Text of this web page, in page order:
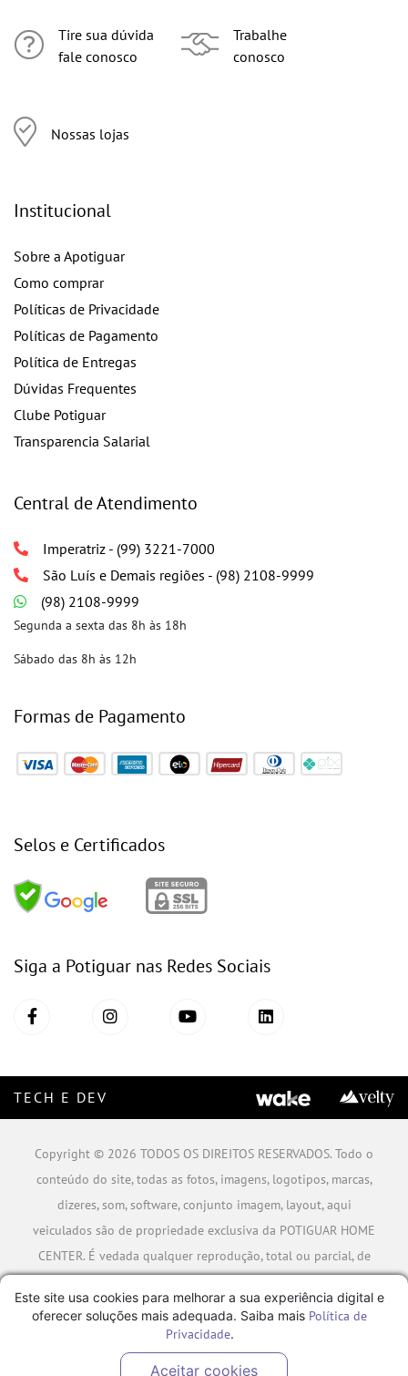
Tire sua dúvida
fale conosco
Nossas lojas
Trabalhe
conosco
Institucional
Sobre a Apotiguar
Como comprar
Políticas de Privacidade
Políticas de Pagamento
Política de Entregas
Dúvidas Frequentes
Clube Potiguar
Transparencia Salarial
Central de Atendimento
Imperatriz - (99) 3221-7000
São Luís e Demais regiões - (98) 2108-9999
(98) 2108-9999
Segunda a sexta das 8h às 18h
Sábado das 8h às 12h
Formas de Pagamento
Selos e Certificados
Siga a Potiguar nas Redes Sociais
TECH E DEV
Copyright © 2026 TODOS OS DIREITOS RESERVADOS. Todo o
conteúdo do site, todas as fotos, imagens, logotipos, marcas,
dizeres, som, software, conjunto imagem, layout, aqui
veiculados são de propriedade exclusiva da POTIGUAR HOME
CENTER. É vedada qualquer reprodução, total ou parcial, de
A violação de qualquer direito mencionado implicará na
responsabilização cível e criminal nos termos da Lei.
POTIGUAR MATERIAIS DE CONSTRUÇÃO SA - CNPJ:
Este site usa cookies para melhorar a sua experiência digital e
oferecer soluções mais adequada. Saiba mais Política de
Privacidade.
Aceitar cookies